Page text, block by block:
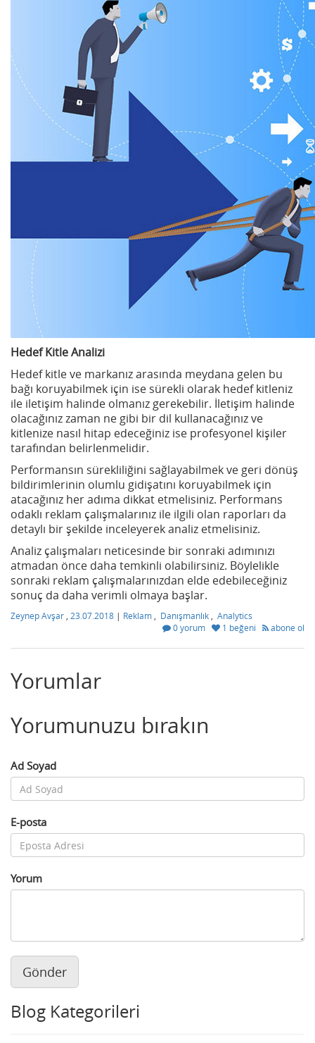
Hedef Kitle Analizi
Hedef kitle ve markanız arasında meydana gelen bu
bağı koruyabilmek için ise sürekli olarak hedef kitleniz
ile iletişim halinde olmanız gerekebilir. İletişim halinde
olacağınız zaman ne gibi bir dil kullanacağınız ve
kitlenize nasıl hitap edeceğiniz ise profesyonel kişiler
tarafından belirlenmelidir.
Performansın sürekliliğini sağlayabilmek ve geri dönüş
bildirimlerinin olumlu gidişatını koruyabilmek için
atacağınız her adıma dikkat etmelisiniz. Performans
odaklı reklam çalışmalarınız ile ilgili olan raporları da
detaylı bir şekilde inceleyerek analiz etmelisiniz.
Analiz çalışmaları neticesinde bir sonraki adımınızı
atmadan önce daha temkinli olabilirsiniz. Böylelikle
sonraki reklam çalışmalarınızdan elde edebileceğiniz
sonuç da daha verimli olmaya başlar.
Zeynep Avşar 23.07.2018 | Reklam Danışmanlık
Analytics
0 yorum
1 beğeni abone ol
Yorumlar
Yorumunuzu bırakın
Ad Soyad
E-posta
Yorum
Gönder
Blog Kategorileri